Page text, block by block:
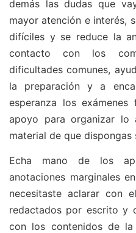
demás las dudas que
mayor atención e interés,
difíciles y se reduce la
contacto con los
dificultades comunes,
la preparación y a
esperanza los
apoyo para organizar lo
material de que dispongas
Echa mano de los
anotaciones marginales
necesitaste aclarar con
redactados por escrito y
con los contenidos de